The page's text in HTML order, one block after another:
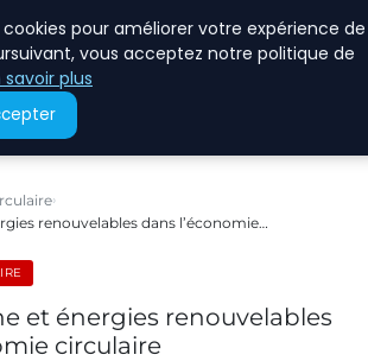
renouvelables dans l’économie…
et énergies renouvelables
circulaire
cookies pour améliorer votre expérience de
vous acceptez notre politique de
savoir plus